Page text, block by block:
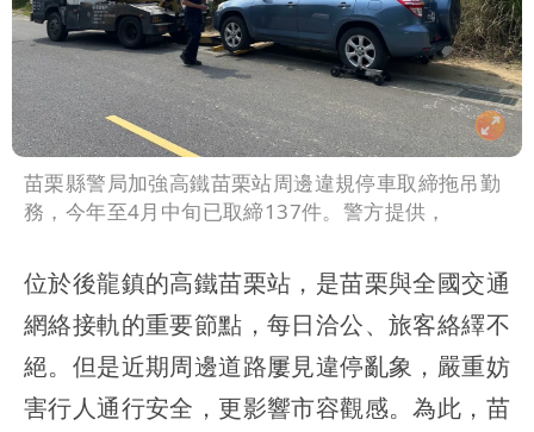
苗栗縣警局加強高鐵苗栗站周邊違規停車取締拖吊勤
務，今年至4月中旬已取締137件。警方提供，
位於後龍鎮的高鐵苗栗站，是苗栗與全國交通
網絡接軌的重要節點，每日洽公、旅客絡繹不
絕。但是近期周邊道路屢見違停亂象，嚴重妨
害行人通行安全，更影響市容觀感。為此，苗